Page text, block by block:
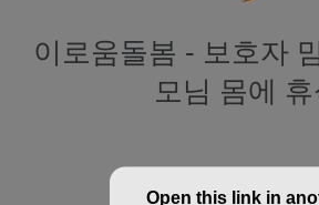
이로움돌봄 - 보호자
모님 몸에 휴